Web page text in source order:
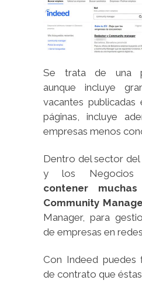
Se trata de una
aunque incluye
vacantes publicadas
páginas, incluye
empresas menos
Dentro del sector
y los Negocios
contener
Community
Manager, para
de empresas en
Con Indeed
de contrato que